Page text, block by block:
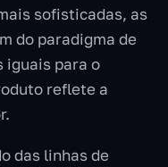
sofisticadas, as
do paradigma de
iguais para o
reflete a
das linhas de